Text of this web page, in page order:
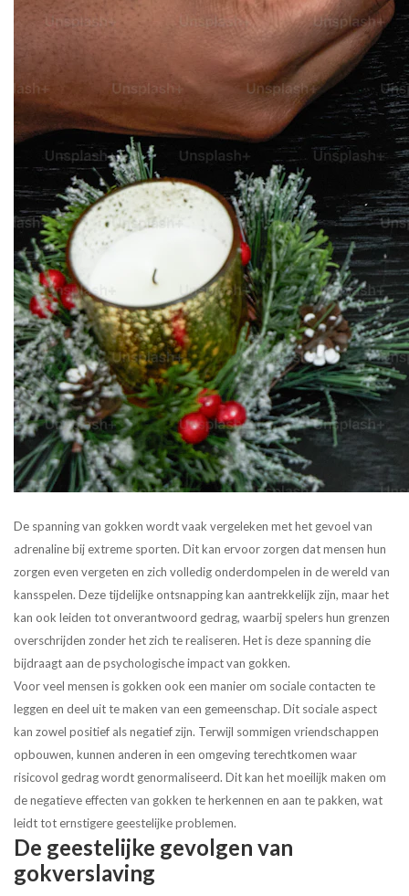
De spanning van gokken wordt vaak vergeleken met het gevoel van
adrenaline bij extreme sporten. Dit kan ervoor zorgen dat mensen hun
zorgen even vergeten en zich volledig onderdompelen in de wereld van
kansspelen. Deze tijdelijke ontsnapping kan aantrekkelijk zijn, maar het
kan ook leiden tot onverantwoord gedrag, waarbij spelers hun grenzen
overschrijden zonder het zich te realiseren. Het is deze spanning die
bijdraagt aan de psychologische impact van gokken.
Voor veel mensen is gokken ook een manier om sociale contacten te
leggen en deel uit te maken van een gemeenschap. Dit sociale aspect
kan zowel positief als negatief zijn. Terwijl sommigen vriendschappen
opbouwen, kunnen anderen in een omgeving terechtkomen waar
risicovol gedrag wordt genormaliseerd. Dit kan het moeilijk maken om
de negatieve effecten van gokken te herkennen en aan te pakken, wat
leidt tot ernstigere geestelijke problemen.
De geestelijke gevolgen van
gokverslaving